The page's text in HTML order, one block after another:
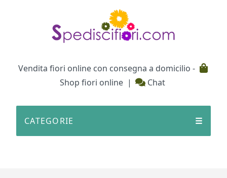
Vendita fiori online con consegna a domicilio -
Shop fiori online | Chat
CATEGORIE ☰